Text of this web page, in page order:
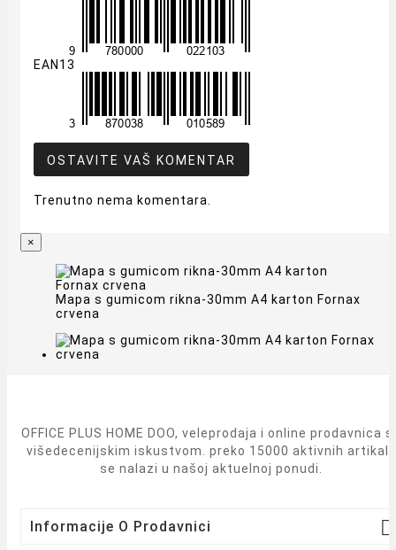
EAN13
OSTAVITE VAŠ KOMENTAR
Trenutno nema komentara.
×
Mapa s gumicom rikna-30mm A4 karton Fornax
crvena
OFFICE PLUS HOME DOO, veleprodaja i online prodavnica
višedecenijskim iskustvom. preko 15000 aktivnih artikala
se nalazi u našoj aktuelnoj ponudi.
Informacije O Prodavnici 